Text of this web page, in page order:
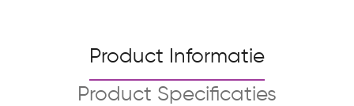
Product Informatie
Product Specificaties